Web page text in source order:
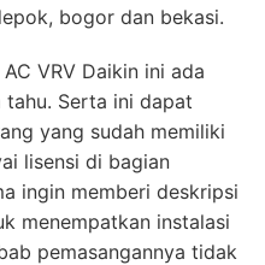
bogor dan bekasi.
VRV Daikin ini ada
Serta ini dapat
yang sudah memiliki
lisensi di bagian
ingin memberi deskripsi
menempatkan instalasi
pemasangannya tidak